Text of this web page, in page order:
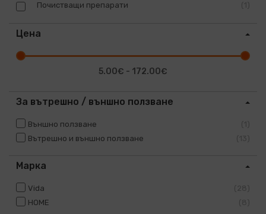
Почистващи препарати
Цена
5.00€ - 172.00€
За вътрешно / външно ползване
Външно ползване
Вътрешно и външно ползване
Марка
Vida
HOME